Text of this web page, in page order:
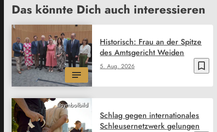
Das könnte Dich auch interessieren
bookmark_border
5. Aug. 2026
Historisch: Frau an der Spitze
des Amtsgericht Weiden
@symbolbild
Schlag gegen internationales
Schleusernetzwerk gelungen